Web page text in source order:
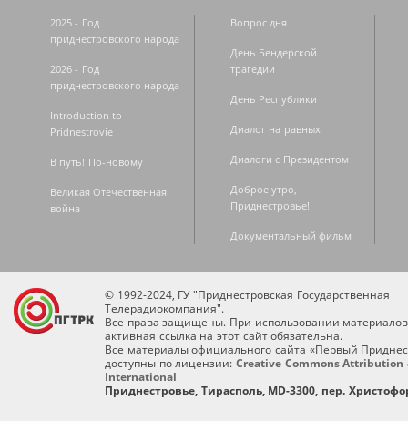
2025 - Год
приднестровского народа
2026 - Год
приднестровского народа
Introduction to
Pridnestrovie
В путь! По-новому
Великая Отечественная
война
Вопрос дня
День Бендерской
трагедии
День Республики
Диалог на равных
Диалоги с Президентом
Доброе утро,
Приднестровье!
Документальный фильм
© 1992-2024, ГУ "Приднестровская Государственная
Телерадиокомпания".
Все права защищены. При использовании
активная ссылка на этот сайт обязательна.
Все материалы официального сайта «Первый
доступны по лицензии: Creative Commons Attribution
International
Приднестровье, Тирасполь, MD-3300, пер.